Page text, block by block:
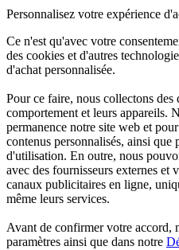
Personnalisez votre expérience
Ce n'est qu'avec votre
des cookies et d'autres
d'achat personnalisée.
Pour ce faire, nous collectons
comportement et leurs appareils.
permanence notre site web et
contenus personnalisés, ainsi que
d'utilisation. En outre, nous
avec des fournisseurs externes et
canaux publicitaires en ligne,
même leurs services.
Avant de confirmer votre accord,
paramètres ainsi que dans notre